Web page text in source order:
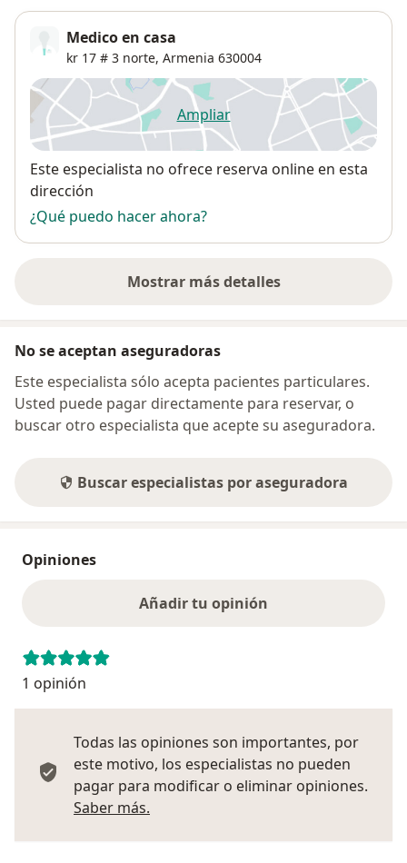
Medico en casa
kr 17 # 3 norte, Armenia 630004
Ampliarse abre en una nueva
Disponibilidad
Este especialista no ofrece reserva online en esta
dirección
¿Qué puedo hacer ahora?
Mostrar más detalles
sobre la dirección
No se aceptan aseguradoras
Este especialista sólo acepta pacientes particulares.
Usted puede pagar directamente para reservar, o
buscar otro especialista que acepte su aseguradora.
Buscar especialistas por aseguradora
Opiniones
Añadir tu opinión
1 opinión
Todas las opiniones son importantes, por
este motivo, los especialistas no pueden
pagar para modificar o eliminar opiniones.
Saber más.